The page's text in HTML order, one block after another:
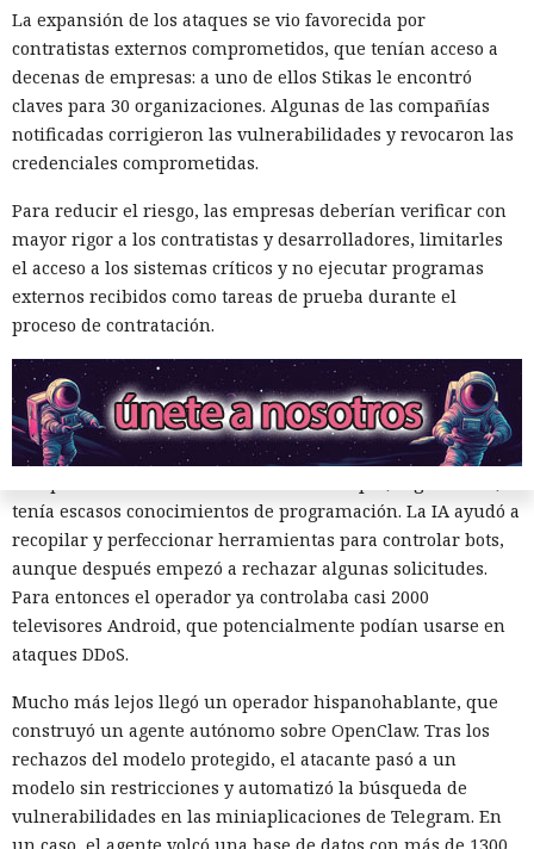
forman parte del propio ataque. Cisco Talosestudió
registros de uso de IA y descubrió que los modelos de
lenguaje ya ayudan a los hackers a crear herramientas
maliciosas, escalar operaciones y buscar vulnerabilidades, y
que las restricciones de seguridad en muchos casos se
eluden con bastante facilidad.
En lugar de técnicas complejas, los atacantes simplemente
le decían al bot conversacional que controlaban
infraestructura verificable, calificaban la actividad como
pruebas o como parte de un programa de recompensas por
errores, o dividían una tarea peligrosa en varias fases que
esa explicación. Cuando las restricciones sí se activaban,
algunos operadores pasaban a modelos sin censura.
Uno de los episodios más ilustrativos está relacionado con
tenía escasos conocimientos de programación. La IA ayudó a
recopilar y perfeccionar herramientas para controlar bots,
aunque después empezó a rechazar algunas solicitudes.
Para entonces el operador ya controlaba casi 2000
televisores Android, que potencialmente podían usarse en
ataques DDoS.
Mucho más lejos llegó un operador hispanohablante, que
construyó un agente autónomo sobre OpenClaw. Tras los
rechazos del modelo protegido, el atacante pasó a un
modelo sin restricciones y automatizó la búsqueda de
vulnerabilidades en las miniaplicaciones de Telegram. En
La expansión de los ataques se vio favorecida por
contratistas externos comprometidos, que tenían acceso a
decenas de empresas: a uno de ellos Stikas le encontró
claves para 30 organizaciones. Algunas de las compañías
notificadas corrigieron las vulnerabilidades y revocaron las
credenciales comprometidas.
Para reducir el riesgo, las empresas deberían verificar con
mayor rigor a los contratistas y desarrolladores, limitarles
el acceso a los sistemas críticos y no ejecutar programas
externos recibidos como tareas de prueba durante el
proceso de contratación.
privados de Signal, pero un
tribunal rechazó rápidamente
su petición